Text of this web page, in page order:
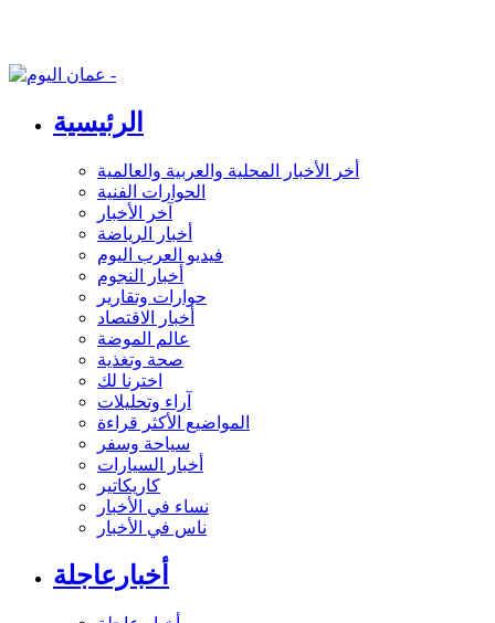
الرئيسية
أخر الأخبار المحلية والعربية والعالمية
الحوارات الفنية
آخر الأخبار
أخبار الرياضة
فيديو العرب اليوم
أخبار النجوم
حوارات وتقارير
أخبار الاقتصاد
عالم الموضة
صحة وتغذية
اخترنا لك
آراء وتحليلات
المواضيع الأكثر قراءة
سياحة وسفر
أخبار السيارات
كاريكاتير
نساء في الأخبار
ناس في الأخبار
أخبارعاجلة